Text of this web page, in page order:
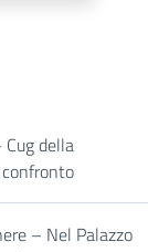
della
confronto
– Nel Palazzo